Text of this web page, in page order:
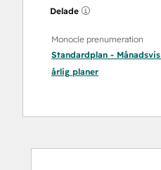
Delade
Monocle prenumeration
Standardplan - Månadsvis
årlig planer